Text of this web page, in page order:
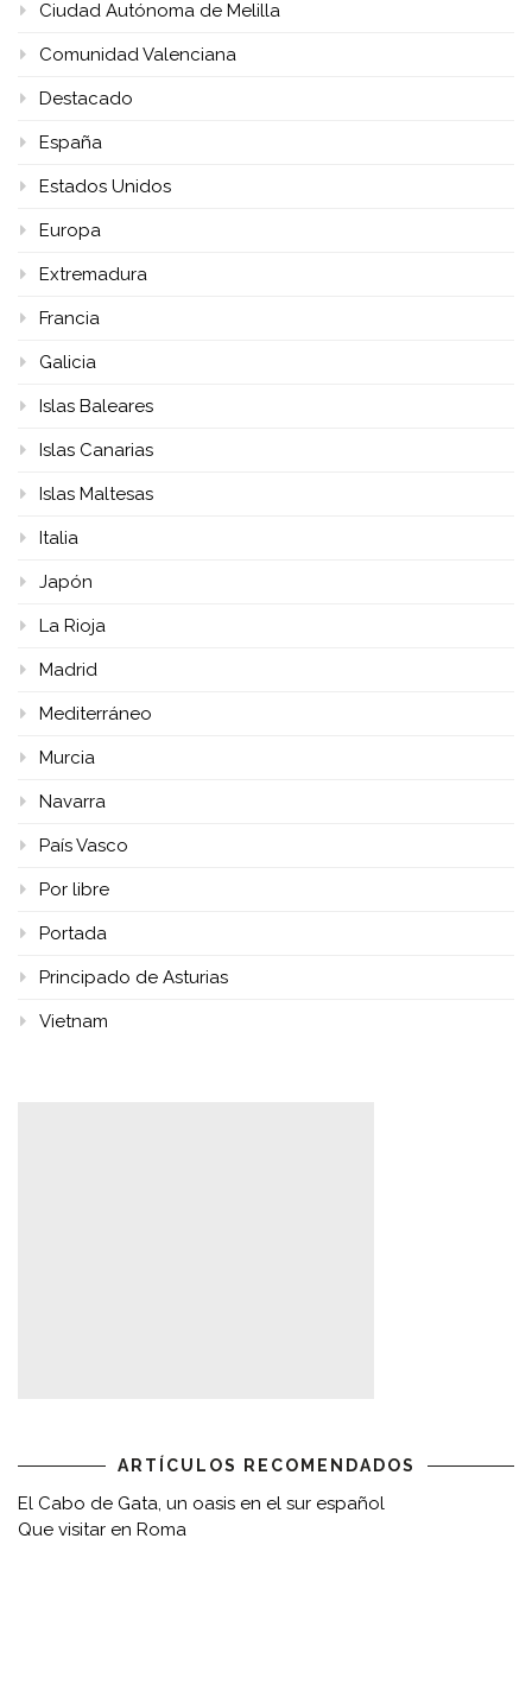
Ciudad Autónoma de Melilla
Comunidad Valenciana
Destacado
España
Estados Unidos
Europa
Extremadura
Francia
Galicia
Islas Baleares
Islas Canarias
Islas Maltesas
Italia
Japón
La Rioja
Madrid
Mediterráneo
Murcia
Navarra
País Vasco
Por libre
Portada
Principado de Asturias
Vietnam
ARTÍCULOS RECOMENDADOS
El Cabo de Gata, un oasis en el sur español
Que visitar en Roma